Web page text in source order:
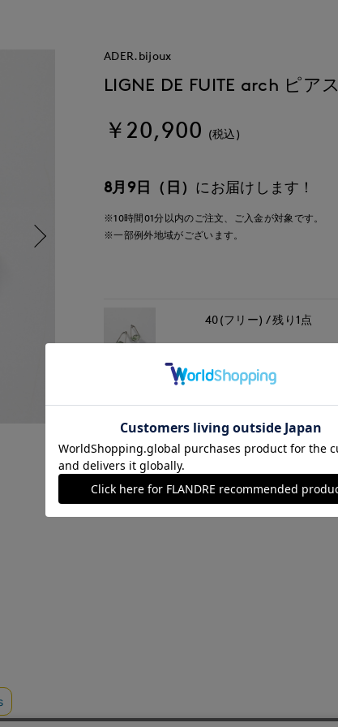
ADER.bijoux
LIGNE DE FUITE arch ピアス
￥20,900 (税込)
8月9日（日） にお届けします！
※10時間01分以内のご注文、ご入金が対象です。
※一部例外地域がございます。
￥20,900 (税込)
40(フリー) 残り1点